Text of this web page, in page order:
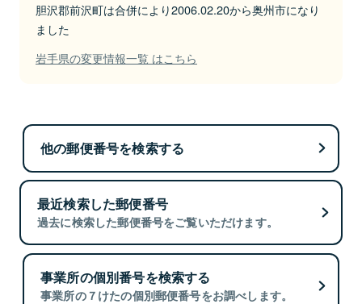
胆沢郡前沢町は合併により2006.02.20から奥州市になり
ました
岩手県の変更情報一覧 はこちら
他の郵便番号を検索する
最近検索した郵便番号
過去に検索した郵便番号をご覧いただけます。
事業所の個別番号を検索する
事業所の７けたの個別郵便番号をお調べします。